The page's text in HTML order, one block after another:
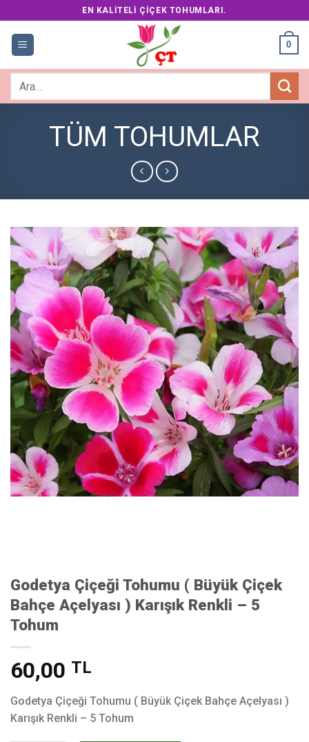
to
content
EN KALITELI ÇIÇEK TOHUMLARI.
0
TÜM TOHUMLAR
Godetya Çiçeği Tohumu ( Büyük Çiçek
Bahçe Açelyası ) Karışık Renkli – 5
Tohum
60,00 TL
Godetya Çiçeği Tohumu ( Büyük Çiçek Bahçe Açelyası )
Karışık Renkli – 5 Tohum